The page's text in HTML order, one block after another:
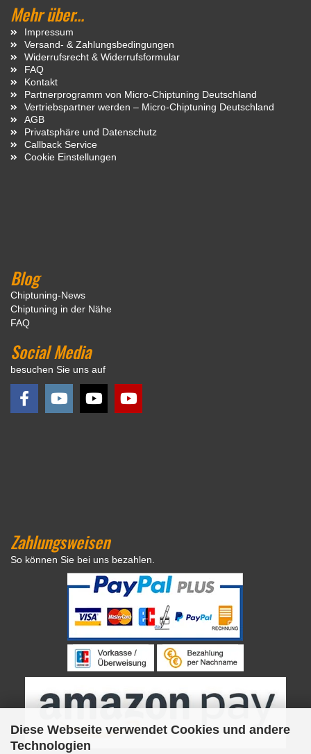
Diese Webseite verwendet Cookies und andere
Technologien
Mehr über...
Impressum
Versand- & Zahlungsbedingungen
Widerrufsrecht & Widerrufsformular
FAQ
Kontakt
Partnerprogramm von Micro-Chiptuning Deutschland
Vertriebspartner werden – Micro-Chiptuning Deutschland
AGB
Privatsphäre und Datenschutz
Callback Service
Cookie Einstellungen
Blog
Chiptuning-News
Chiptuning in der Nähe
FAQ
Social Media
besuchen Sie uns auf
Zahlungsweisen
So können Sie bei uns bezahlen.